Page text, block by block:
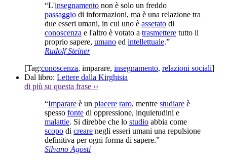
“L'insegnamento non è solo un freddo
passaggio di informazioni, ma è una relazione tra
due esseri umani, in cui uno è assetato di
conoscenza e l'altro è votato a trasmettere tutto il
proprio sapere, umano ed intellettuale.”
Rudolf Steiner
[Tag:conoscenza, imparare, insegnamento, relazioni sociali]
Dal libro: Lettere dalla Kirghisia
di più su questa frase ››
“Imparare è un piacere raro, mentre studiare è
spesso fonte di oppressione, inquietudini e
malattie. Si direbbe che lo studio abbia come
scopo di creare negli esseri umani una repulsione
definitiva per ogni forma di sapere.”
Silvano Agosti